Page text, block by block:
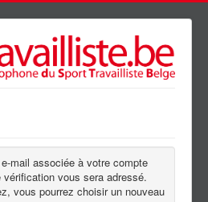
mail associée à votre compte
vous sera adressé.
vous pourrez choisir un nouveau